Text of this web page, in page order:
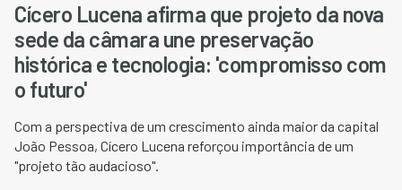
Cícero Lucena afirma que projeto da nova
sede da câmara une preservação
histórica e tecnologia: 'compromisso com
o futuro'
Com a perspectiva de um crescimento ainda maior da capital
João Pessoa, Cícero Lucena reforçou importância de um
"projeto tão audacioso".